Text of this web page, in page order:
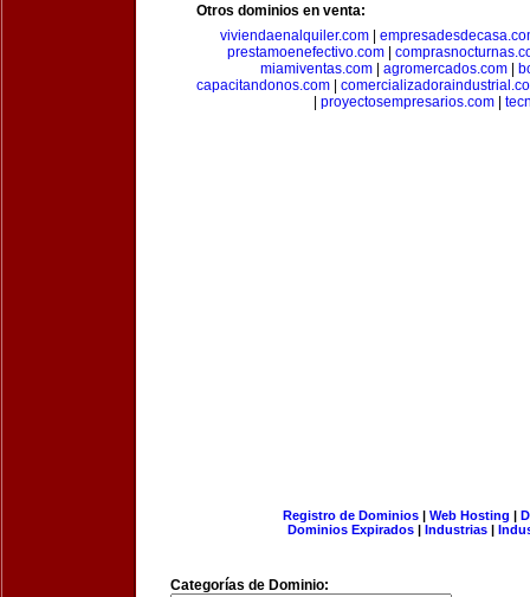
Otros dominios en venta:
viviendaenalquiler.com|
prestamoenefectivo.com
miamiventas.com
agromercados.com
capacitandonos.com
proyectosempresarios.com
Registro de Dominios| Web Hosting |
Dominios Expirados | Industrias |
Categorías de Dominio: